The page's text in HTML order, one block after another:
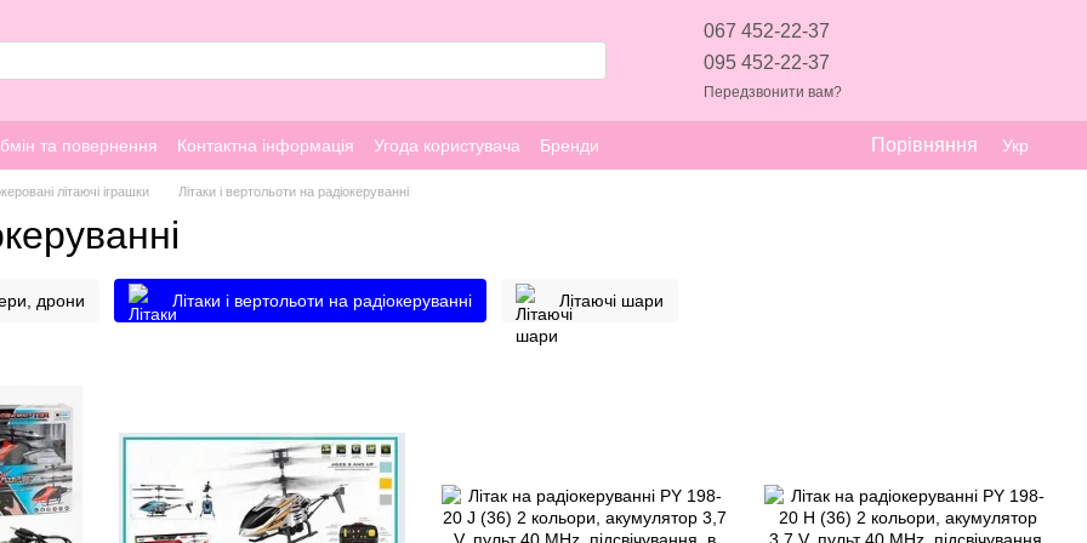
067 452-22-37
095 452-22-37
Передзвонити вам?
та повернення Контактна інформація Угода користувача Бренди Порівняння Укр
літаючі іграшки Літаки і вертольоти на радіокеруванні
дрони Літаки і вертольоти на радіокеруванні Літаючі шари